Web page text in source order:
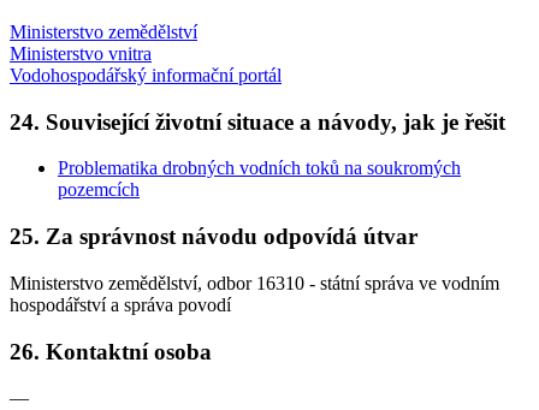
Ministerstvo zemědělství
Ministerstvo vnitra
Vodohospodářský informační portál
24. Související životní situace a návody, jak je řešit
Problematika drobných vodních toků na soukromých
pozemcích
25. Za správnost návodu odpovídá útvar
Ministerstvo zemědělství, odbor 16310 - státní správa ve vodním
hospodářství a správa povodí
26. Kontaktní osoba
—